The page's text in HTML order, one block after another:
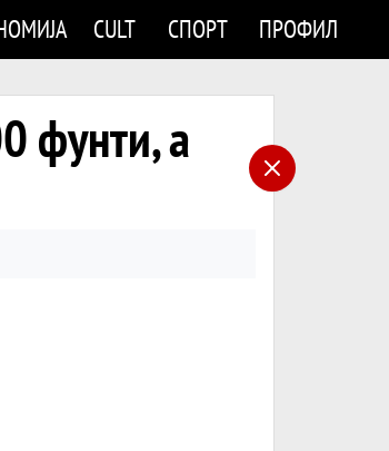
CULT СПОРТ ПРОФИЛ
фунти, а